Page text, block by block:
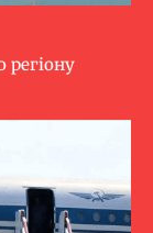
регіону